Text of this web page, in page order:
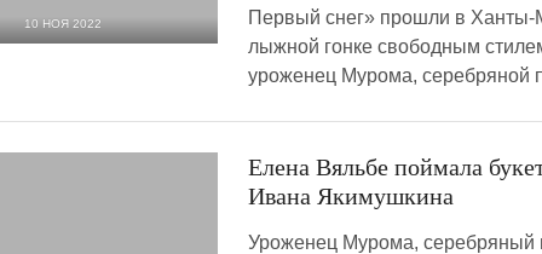
10 НОЯ 2022
Первый снег» прошли в Ханты-
лыжной гонке свободным
уроженец Мурома, серебряной
Елена Вяльбе поймала
Ивана Якимушкина
Уроженец Мурома, серебряный